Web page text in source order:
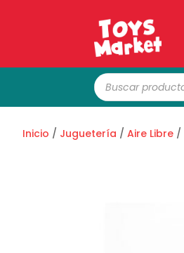
Búsqueda
de
productos
Inicio / Juguetería / Aire Libre /